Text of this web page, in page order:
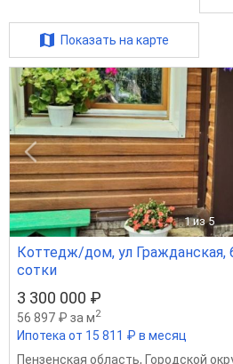
Показать на карте
1 из 5
Коттедж/дом, ул Гражданская,
сотки
3 300 000 ₽
56 897 ₽ за м2
Ипотека от 15 811 ₽ в месяц
Пензенская область, Городской